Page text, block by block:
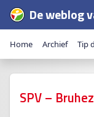
De weblog
Home Archief Tip
SPV –